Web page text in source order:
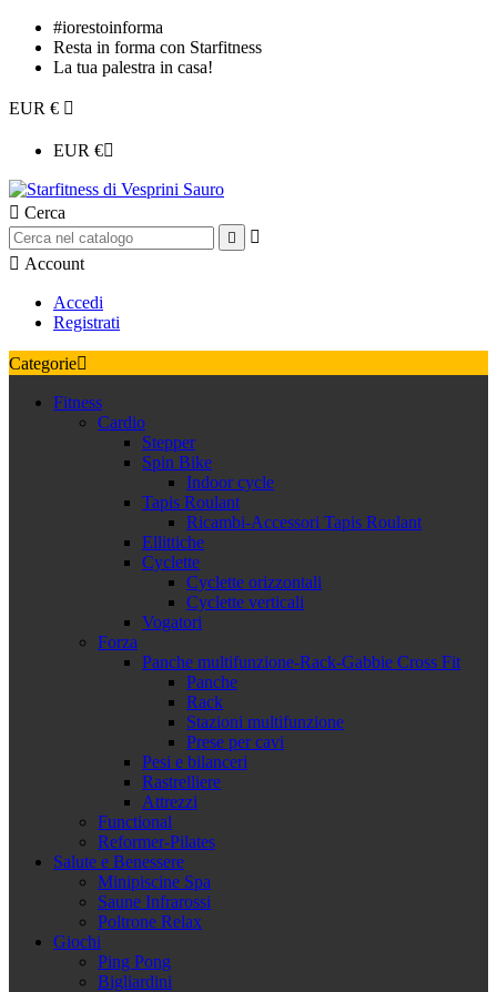
#iorestoinforma
Resta in forma con Starfitness
La tua palestra in casa!
EUR € 
EUR €
 Cerca


 Account
Accedi
Registrati
Categorie
Fitness
Cardio
Stepper
Spin Bike
Indoor cycle
Tapis Roulant
Ricambi-Accessori Tapis Roulant
Ellittiche
Cyclette
Cyclette orizzontali
Cyclette verticali
Vogatori
Forza
Panche multifunzione-Rack-Gabbie Cross Fit
Panche
Rack
Stazioni multifunzione
Prese per cavi
Pesi e bilanceri
Rastrelliere
Attrezzi
Functional
Reformer-Pilates
Salute e Benessere
Minipiscine Spa
Saune Infrarossi
Poltrone Relax
Giochi
Ping Pong
Bigliardini